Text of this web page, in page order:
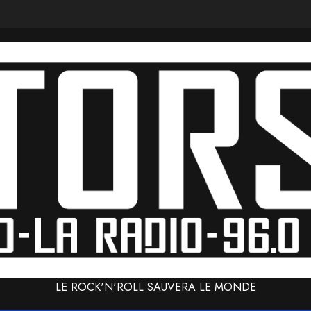
LE ROCK'N'ROLL SAUVERA LE MONDE